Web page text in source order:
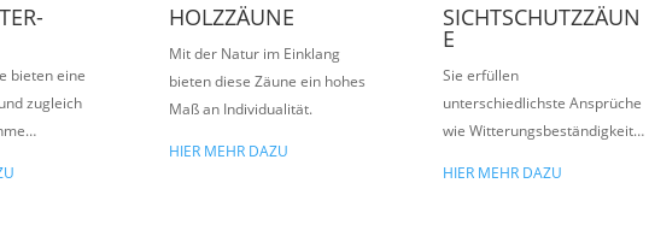
bieten eine
zugleich
HOLZZÄUNE
Mit der Natur im Einklang
bieten diese Zäune ein hohes
Maß an Individualität.
HIER MEHR DAZU
SICHTSCHUTZZÄUN
E
Sie erfüllen
unterschiedlichste Ansprüche
wie Witterungsbeständigkeit…
HIER MEHR DAZU